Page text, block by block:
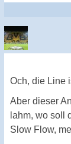
Och, die Line
Aber dieser
lahm, wo soll
Slow Flow,